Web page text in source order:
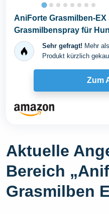
AniForte Grasmilben-EX
Grasmilbenspray für
Abwehr...Sehr gefragt! Mehr
Produkt kürzlich
Zum
Aktuelle
Bereich
Grasmilben